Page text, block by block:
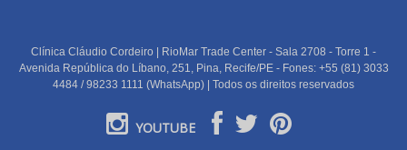
Clínica Cláudio Cordeiro | RioMar Trade Center - Sala 2708 - Torre 1 -
Avenida República do Líbano, 251, Pina, Recife/PE - Fones: +55 (81) 3033
4484 / 98233 1111 (WhatsApp) | Todos os direitos reservados
YOUTUBE